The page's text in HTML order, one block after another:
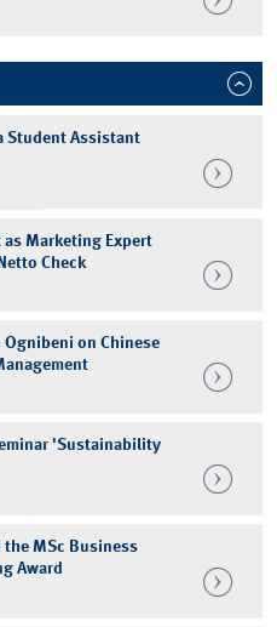
Student Assistant
as Marketing Expert
Check
on Chinese
'Sustainability
the MSc Business
Award